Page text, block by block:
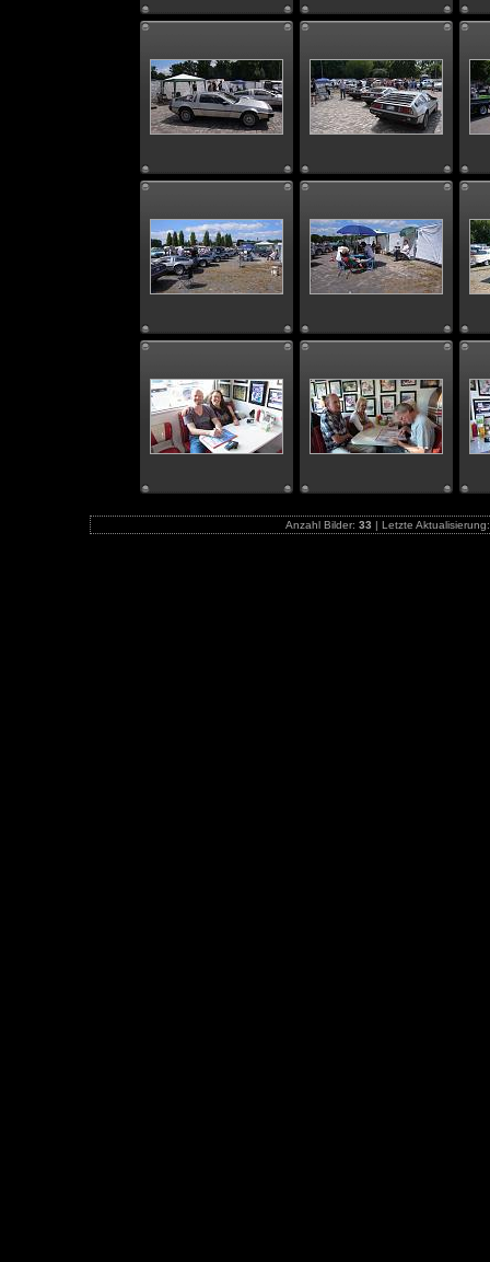
Anzahl Bilder: 33 | Letzte